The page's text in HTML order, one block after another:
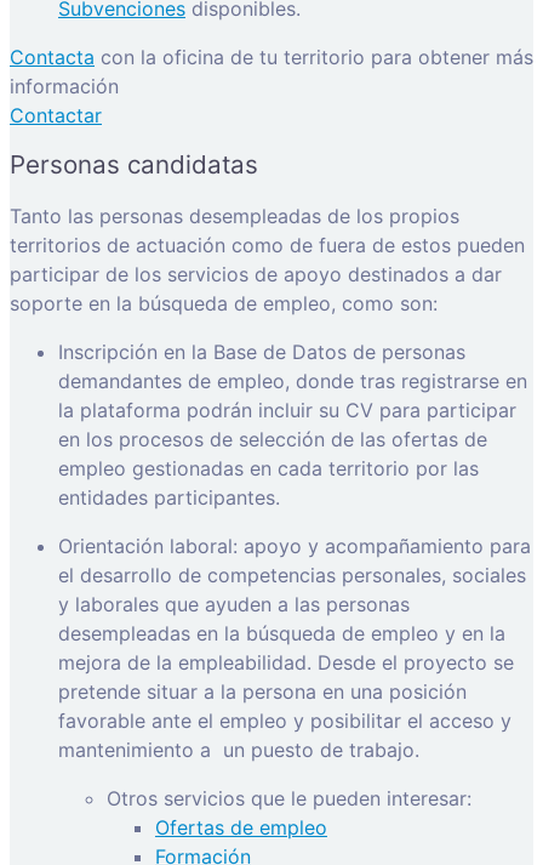
Subvenciones disponibles.
Contacta con la oficina de tu territorio para obtener más
información
Contactar
Personas candidatas
Tanto las personas desempleadas de los propios
territorios de actuación como de fuera de estos pueden
participar de los servicios de apoyo destinados a dar
soporte en la búsqueda de empleo, como son:
Inscripción en la Base de Datos de personas
demandantes de empleo, donde tras registrarse en
la plataforma podrán incluir su CV para participar
en los procesos de selección de las ofertas de
empleo gestionadas en cada territorio por las
entidades participantes.
Orientación laboral: apoyo y acompañamiento para
el desarrollo de competencias personales, sociales
y laborales que ayuden a las personas
desempleadas en la búsqueda de empleo y en la
mejora de la empleabilidad. Desde el proyecto se
pretende situar a la persona en una posición
favorable ante el empleo y posibilitar el acceso y
mantenimiento a un puesto de trabajo.
Otros servicios que le pueden interesar:
Ofertas de empleo
Formación